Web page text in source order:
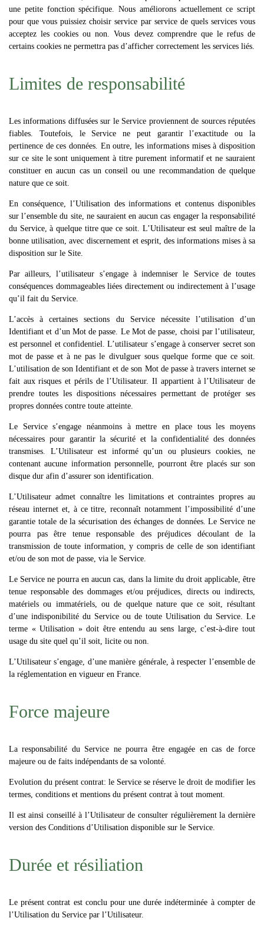
une petite fonction spécifique. Nous améliorons actuellement ce script
pour que vous puissiez choisir service par service de quels services vous
acceptez les cookies ou non. Vous devez comprendre que le refus de
certains cookies ne permettra pas d’afficher correctement les services liés.
Limites de responsabilité
Les informations diffusées sur le Service proviennent de sources réputées
fiables. Toutefois, le Service ne peut garantir l’exactitude ou la
pertinence de ces données. En outre, les informations mises à disposition
sur ce site le sont uniquement à titre purement informatif et ne sauraient
constituer en aucun cas un conseil ou une recommandation de quelque
nature que ce soit.
En conséquence, l’Utilisation des informations et contenus disponibles
sur l’ensemble du site, ne sauraient en aucun cas engager la responsabilité
du Service, à quelque titre que ce soit. L’Utilisateur est seul maître de la
bonne utilisation, avec discernement et esprit, des informations mises à sa
disposition sur le Site.
Par ailleurs, l’utilisateur s’engage à indemniser le Service de toutes
conséquences dommageables liées directement ou indirectement à l’usage
qu’il fait du Service.
L’accès à certaines sections du Service nécessite l’utilisation d’un
Identifiant et d’un Mot de passe. Le Mot de passe, choisi par l’utilisateur,
est personnel et confidentiel. L’utilisateur s’engage à conserver secret son
mot de passe et à ne pas le divulguer sous quelque forme que ce soit.
L’utilisation de son Identifiant et de son Mot de passe à travers internet se
fait aux risques et périls de l’Utilisateur. Il appartient à l’Utilisateur de
prendre toutes les dispositions nécessaires permettant de protéger ses
propres données contre toute atteinte.
Le Service s’engage néanmoins à mettre en place tous les moyens
nécessaires pour garantir la sécurité et la confidentialité des données
transmises. L’Utilisateur est informé qu’un ou plusieurs cookies, ne
contenant aucune information personnelle, pourront être placés sur son
disque dur afin d’assurer son identification.
L’Utilisateur admet connaître les limitations et contraintes propres au
réseau internet et, à ce titre, reconnaît notamment l’impossibilité d’une
garantie totale de la sécurisation des échanges de données. Le Service ne
pourra pas être tenue responsable des préjudices découlant de la
transmission de toute information, y compris de celle de son identifiant
et/ou de son mot de passe, via le Service.
Le Service ne pourra en aucun cas, dans la limite du droit applicable, être
tenue responsable des dommages et/ou préjudices, directs ou indirects,
matériels ou immatériels, ou de quelque nature que ce soit, résultant
d’une indisponibilité du Service ou de toute Utilisation du Service. Le
terme « Utilisation » doit être entendu au sens large, c’est-à-dire tout
usage du site quel qu’il soit, licite ou non.
L’Utilisateur s’engage, d’une manière générale, à respecter l’ensemble de
la réglementation en vigueur en France.
Force majeure
La responsabilité du Service ne pourra être engagée en cas de force
majeure ou de faits indépendants de sa volonté.
Evolution du présent contrat: le Service se réserve le droit de modifier les
termes, conditions et mentions du présent contrat à tout moment.
Il est ainsi conseillé à l’Utilisateur de consulter régulièrement la dernière
version des Conditions d’Utilisation disponible sur le Service.
Durée et résiliation
Le présent contrat est conclu pour une durée indéterminée à compter de
l’Utilisation du Service par l’Utilisateur.